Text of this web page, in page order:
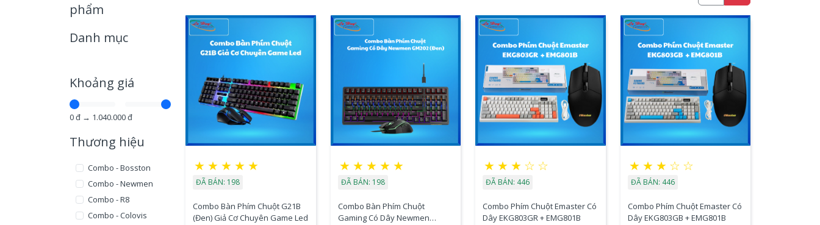
phẩm
Danh mục
Khoảng giá
0đ → 1.040.000đ
Thương hiệu
Combo - Bosston
Combo - Newmen
Combo - R8
Combo - Colovis
★ ★ ★ ★ ★
ĐÃ BÁN: 198
Combo Bàn Phím Chuột G21B
(Đen) Giả Cơ Chuyên Game Led
★ ★ ★ ★ ★
ĐÃ BÁN: 198
Combo Bàn Phím Chuột
Gaming Có Dây Newmen
★ ★ ★ ☆ ☆
ĐÃ BÁN: 446
Combo Phím Chuột Emaster Có
Dây EKG803GR + EMG801B
★ ★ ★ ☆ ☆
ĐÃ BÁN: 446
Combo Phím Chuột Emaster Có
Dây EKG803GB + EMG801B